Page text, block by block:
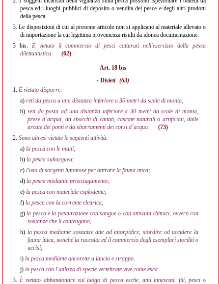
pesca ed i luoghi pubblici di deposito o vendita del pesce e degli altri prodotti
della pesca.
3.Le disposizioni di cui al presente articolo non si applicano al materiale allevato o
di importazione la cui legittima provenienza risulti da idonea documentazione.
3 bis.
È vietato il commercio di pesci catturati nell'esercizio della pesca
dilettantistica.
(62)
Art. 18 bis
- Divieti (63)
1. È vietato disporre:
a) reti da pesca a una distanza inferiore a 30 metri da scale di monta;
b) reti da posta ad una distanza inferiore a 30 metri da scale di monta,
prese d’acqua, da sbocchi di canali, cascate naturali o artificiali, dalle
arcate dei ponti e da sbarramenti dei corsi d’acqua.
(73)
2. Sono altresì vietate le seguenti attività:
a) la pesca con le mani;
b) la pesca subacquea;
c) l'uso di sorgenti luminose per attirare la fauna ittica;
d) la pesca mediante prosciugamento;
e) la pesca con materiale esplodente;
f) la pesca con la corrente elettrica;
g) la pesca e la pasturazione con sangue o con attivanti chimici, ovvero con
sostanze che li contengano;
h) la pesca mediante sostanze atte ad intorpidire, stordire od uccidere la
fauna ittica, nonché la raccolta ed il commercio degli esemplari storditi o
uccisi;
i) la pesca mediante ancorette a lancio e strappo.
j) la pesca con l'utilizzo di specie vertebrate vive come esca.
3. È vietato abbandonare sul luogo di pesca esche, ami innescati, fili, pesci o